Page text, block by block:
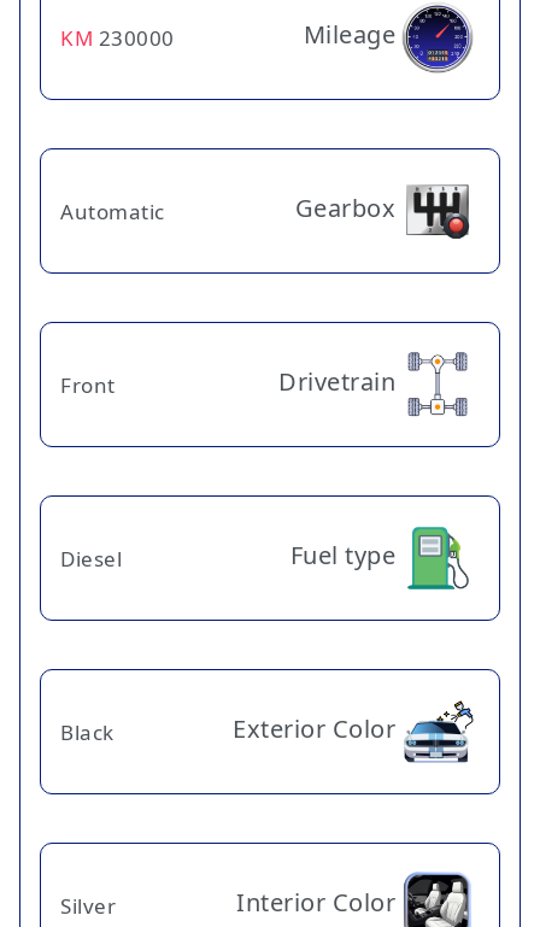
Mileage
230000
KM
Gearbox
Automatic
Drivetrain
Front
Fuel type
Diesel
Exterior Color
Black
Interior Color
Silver